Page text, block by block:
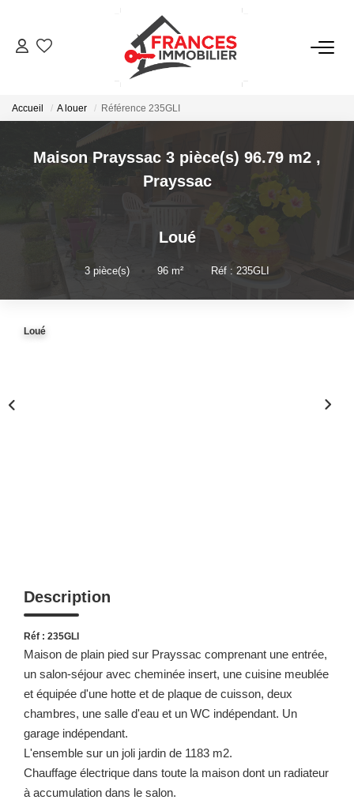
GESTION LOCATIVE
NOTRE AGENCE
Accueil A louer Référence 235GLI
Maison Prayssac 3 pièce(s) 96.79 m2 ,
Prayssac
Loué
3 pièce(s) 96 m² Réf : 235GLI
Loué
Description
Réf : 235GLI
Maison de plain pied sur Prayssac comprenant une entrée,
un salon-séjour avec cheminée insert, une cuisine meublée
et équipée d'une hotte et de plaque de cuisson, deux
chambres, une salle d'eau et un WC indépendant. Un
garage indépendant.
L'ensemble sur un joli jardin de 1183 m2.
Chauffage électrique dans toute la maison dont un radiateur
à accumulation dans le salon.